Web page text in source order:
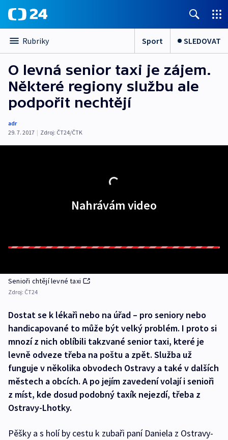
Rubriky Sport SLEDOVAT
O levná senior taxi je zájem.
Některé regiony službu ale
podpořit nechtějí
adr
29. 7. 2017 | Zdroj: ČT24/ČTK
Nahrávám video
Senioři chtějí levné taxi
Zdroj: ČT24
Dostat se k lékaři nebo na úřad – pro seniory nebo
handicapované to může být velký problém. I proto si
mnozí z nich oblíbili takzvané senior taxi, které je
levně odveze třeba na poštu a zpět. Služba už
funguje v několika obvodech Ostravy a také v dalších
městech a obcích. A po jejím zavedení volají i senioři
z míst, kde dosud podobný taxík nejezdí, třeba z
Ostravy-Lhotky.
Pěšky a s holí by cestu k zubaři paní Daniela z Ostravy-